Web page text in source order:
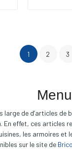
1 2 3
large de d’articles
En effet, ces
les armoires
sur le site de